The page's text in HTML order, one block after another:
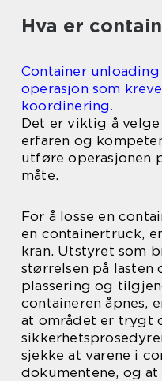
Hva er
Container
operasjon som
koordinering.
Det er viktig å
erfaren og
utføre operasjonen
måte.
For å losse en
en containertruck,
kran. Utstyret som
størrelsen på lasten
plassering og
containeren åpnes,
at området er trygt
sjekke at varene i
dokumentene, og